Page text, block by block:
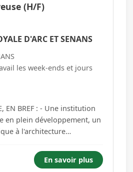
(H/F)
D'ARC ET SENANS
les week-ends et jours
: - Une institution
en plein développement, un
à l'architecture
sur la liste de l'UNESCO. -
de Franche-Comté,
En savoir plus